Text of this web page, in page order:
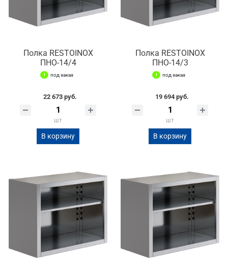
Полка RESTOINOX
ПНО-14/4
под заказ
22 673 руб.
шт
В корзину
Полка RESTOINOX
ПНО-14/3
под заказ
19 694 руб.
шт
В корзину